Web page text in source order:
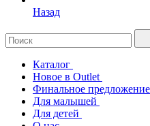
Назад
Каталог
Новое в Outlet
Финальное предложение
Для малышей
Для детей